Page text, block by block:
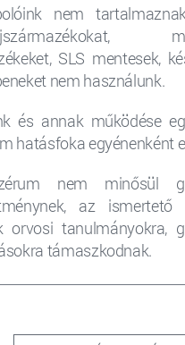
nem
SLS mentesek,
nem használunk.
és annak működése
hatásfoka egyénenként
nem minősül
az ismertető
orvosi tanulmányokra,
támaszkodnak.